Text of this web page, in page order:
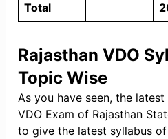
Total
Rajasthan VDO
Topic Wise
As you have seen, the
VDO Exam of Rajasthan
to give the latest syllabus of